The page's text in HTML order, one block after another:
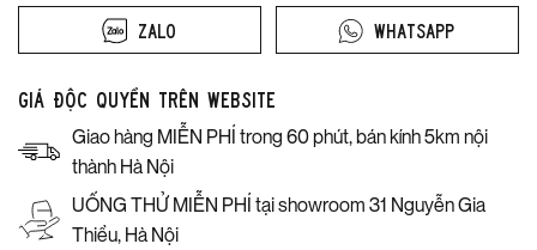
Zalo Whatsapp
Giá độc quyền trên website
Giao hàng MIỄN PHÍ trong 60 phút, bán kính 5km nội
thành Hà Nội
UỐNG THỬ MIỄN PHÍ tại showroom 31 Nguyễn Gia
Thiều, Hà Nội